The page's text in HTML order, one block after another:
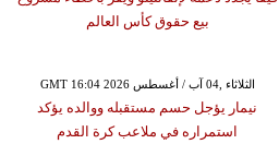
بيع حقوق كأس العالم
GMT 16:04 2026 الثلاثاء ,04 آب / أغسطس
نيمار يؤجل حسم مستقبله ووالده يؤكد
استمراره في ملاعب كرة القدم